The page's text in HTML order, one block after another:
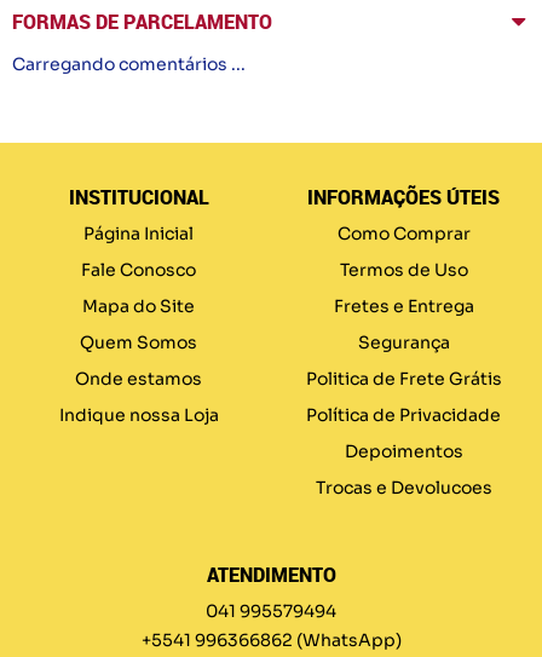
FORMAS DE PARCELAMENTO
Carregando comentários ...
INSTITUCIONAL
Página Inicial
Fale Conosco
Mapa do Site
Quem Somos
Onde estamos
Indique nossa Loja
INFORMAÇÕES ÚTEIS
Como Comprar
Termos de Uso
Fretes e Entrega
Segurança
Politica de Frete Grátis
Política de Privacidade
Depoimentos
Trocas e Devolucoes
ATENDIMENTO
041 995579494
+5541 996366862 (WhatsApp)